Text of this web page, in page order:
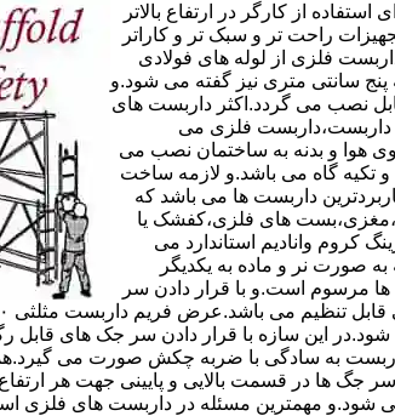
از کارگر در ارتفاع بالاتر
راحت تر و سبک تر و کاراتر
فلزی از لوله های فولادی
آن اصطلاحا لوله پنج سانتی متری نیز گفته می شود.و
مربوط قابل نصب می گردد.اکثر داربست های
داربست،داربست فلزی می
هوا و بدنه به ساختمان نصب می
و تکیه گاه می باشد.و لازمه ساخت
داربست ها می باشد که
های فلزی،کفشک یا
کروم وانادیم استاندارد می
صورت نر و ماده به یکدیگر
ها مرسوم است.و با قرار دادن سر
این سازه با قرار دادن سر جک های قابل
به سادگی با ضربه چکش صورت می
جگ ها در قسمت بالایی و پایینی جهت هر
شود.و مهمترین مسئله در داربست های فلزی